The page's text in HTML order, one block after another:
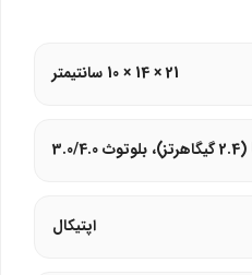
21 × 14 × 10 سانتیمتر
اپتیکال